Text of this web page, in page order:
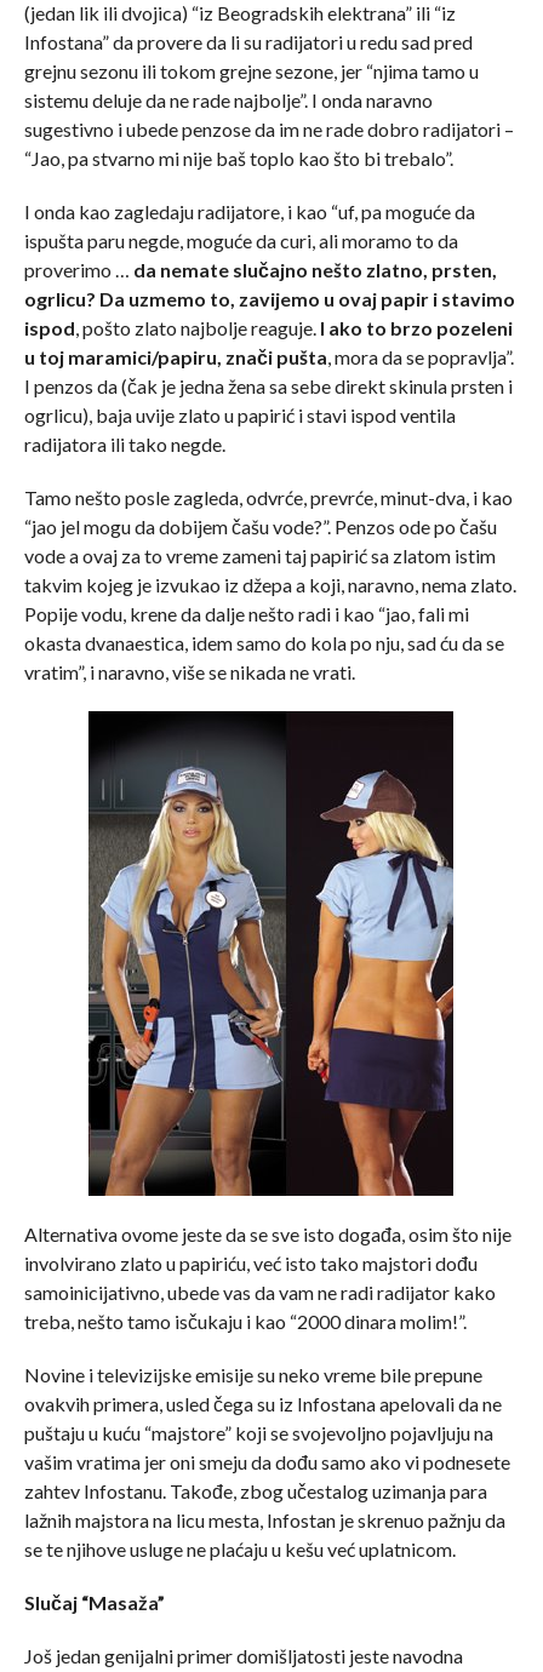
(jedan lik ili dvojica) “iz Beogradskih elektrana” ili “iz
Infostana” da provere da li su radijatori u redu sad pred
grejnu sezonu ili tokom grejne sezone, jer “njima tamo u
sistemu deluje da ne rade najbolje”. I onda naravno
sugestivno i ubede penzose da im ne rade dobro radijatori –
“Jao, pa stvarno mi nije baš toplo kao što bi trebalo”.
I onda kao zagledaju radijatore, i kao “uf, pa moguće da
ispušta paru negde, moguće da curi, ali moramo to da
proverimo … da nemate slučajno nešto zlatno, prsten,
ogrlicu? Da uzmemo to, zavijemo u ovaj papir i stavimo
ispod, pošto zlato najbolje reaguje.I ako to brzo pozeleni
u toj maramici/papiru, znači pušta, mora da se popravlja”.
I penzos da (čak je jedna žena sa sebe direkt skinula prsten i
ogrlicu), baja uvije zlato u papirić i stavi ispod ventila
radijatora ili tako negde.
Tamo nešto posle zagleda, odvrće, prevrće, minut-dva, i kao
“jao jel mogu da dobijem čašu vode?”. Penzos ode po čašu
vode a ovaj za to vreme zameni taj papirić sa zlatom istim
takvim kojeg je izvukao iz džepa a koji, naravno, nema zlato.
Popije vodu, krene da dalje nešto radi i kao “jao, fali mi
okasta dvanaestica, idem samo do kola po nju, sad ću da se
vratim”, i naravno, više se nikada ne vrati.
Alternativa ovome jeste da se sve isto događa, osim što nije
involvirano zlato u papiriću, već isto tako majstori dođu
samoinicijativno, ubede vas da vam ne radi radijator kako
treba, nešto tamo isčukaju i kao “2000 dinara molim!”.
Novine i televizijske emisije su neko vreme bile prepune
ovakvih primera, usled čega su iz Infostana apelovali da ne
puštaju u kuću “majstore” koji se svojevoljno pojavljuju na
vašim vratima jer oni smeju da dođu samo ako vi podnesete
zahtev Infostanu. Takođe, zbog učestalog uzimanja para
lažnih majstora na licu mesta, Infostan je skrenuo pažnju da
se te njihove usluge ne plaćaju u kešu već uplatnicom.
Slučaj “Masaža”
Još jedan genijalni primer domišljatosti jeste navodna